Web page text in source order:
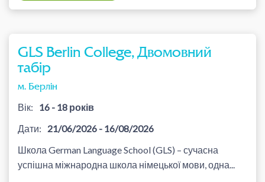
GLS Berlin College, Двомовний
табір
м. Берлін
Вік:
16 - 18 років
Дати:
21/06/2026 - 16/08/2026
Школа German Language School (GLS) – сучасна
успішна міжнародна школа німецької мови, одна...